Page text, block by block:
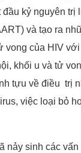
đầu kỷ nguyên trị
và tạo ra
vong của HIV
khối u và tử
tựu về điều trị
việc loại bỏ
nảy sinh các